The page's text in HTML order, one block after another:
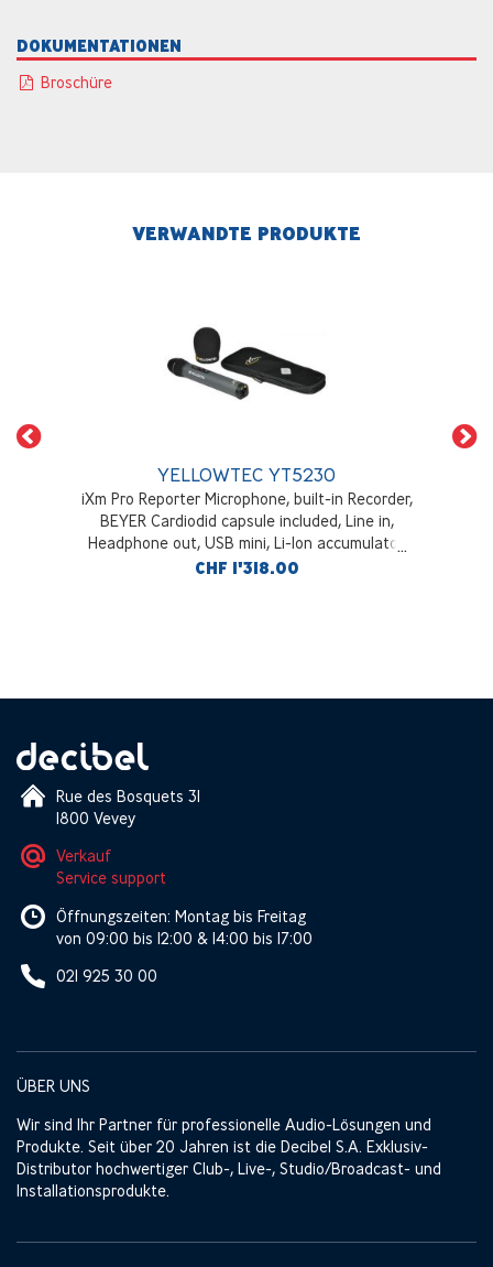
DOKUMENTATIONEN
Broschüre
VERWANDTE PRODUKTE
YELLOWTEC YT5230
iXm Pro Reporter Microphone, built-in Recorder,
BEYER Cardiodid capsule included, Line in,
Headphone out, USB mini, Li-Ion accumulator,
compartment for 3 x AA batteries. WiFi 8GB SD
CHF 1'318.00
Rue des Bosquets 31
1800 Vevey
Verkauf
Service support
Öffnungszeiten: Montag bis Freitag
von 09:00 bis 12:00 & 14:00 bis 17:00
021 925 30 00
ÜBER UNS
Wir sind Ihr Partner für professionelle Audio-Lösungen und
Produkte. Seit über 20 Jahren ist die Decibel S.A. Exklusiv-
Distributor hochwertiger Club-, Live-, Studio/Broadcast- und
Installationsprodukte.